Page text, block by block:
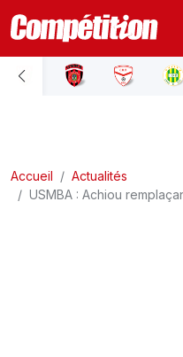
ACCUEIL
LIGUE 2
Accueil
Actualités
USMBA : Achiou